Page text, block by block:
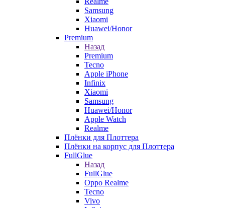
Samsung
Xiaomi
Huawei/Honor
Premium
Назад
Premium
Tecno
Apple iPhone
Infinix
Xiaomi
Samsung
Huawei/Honor
Apple Watch
Realme
Плёнки для Плоттера
Плёнки на корпус для Плоттера
FullGlue
Назад
FullGlue
Oppo Realme
Tecno
Vivo